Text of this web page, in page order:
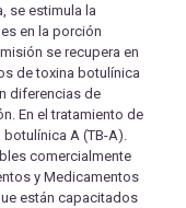
se estimula la
en la porción
se recupera en
de toxina botulínica
diferencias de
En el tratamiento de
A (TB-A).
comercialmente
y Medicamentos
están capacitados